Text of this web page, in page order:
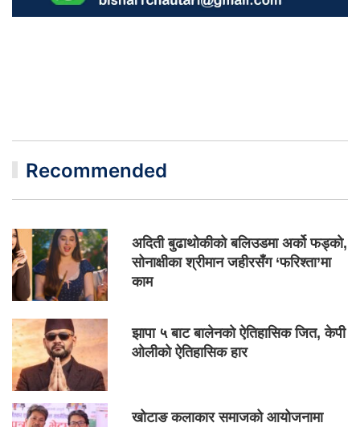
Recommended
अदिती बुढाथोकीको बलिउडमा अर्को फड्को,
सोनाक्षीका श्रीमान जहीरसँग ‘फरिश्ता’मा
काम
झापा ५ बाट बालेनको ऐतिहासिक जित, केपी
ओलीको ऐतिहासिक हार
खोटाङ कलाकार समाजको आयोजनामा